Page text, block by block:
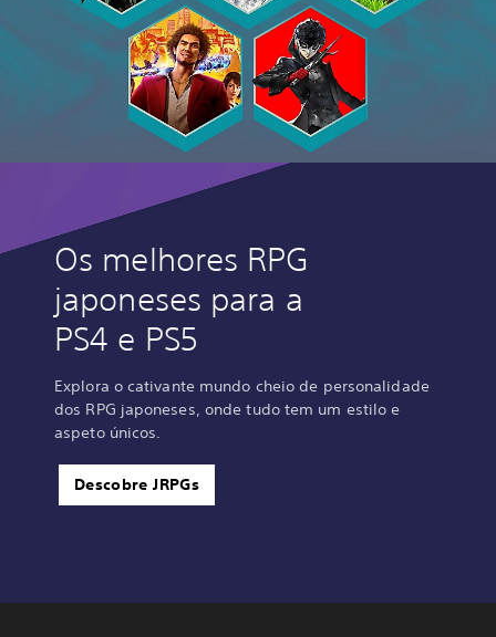
Os melhores RPG
japoneses para a
PS4 e PS5
Explora o cativante mundo cheio de personalidade
dos RPG japoneses, onde tudo tem um estilo e
aspeto únicos.
Descobre JRPGs